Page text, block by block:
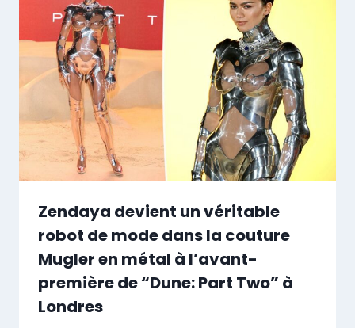
Zendaya devient un véritable
robot de mode dans la couture
Mugler en métal à l’avant-
première de “Dune: Part Two” à
Londres